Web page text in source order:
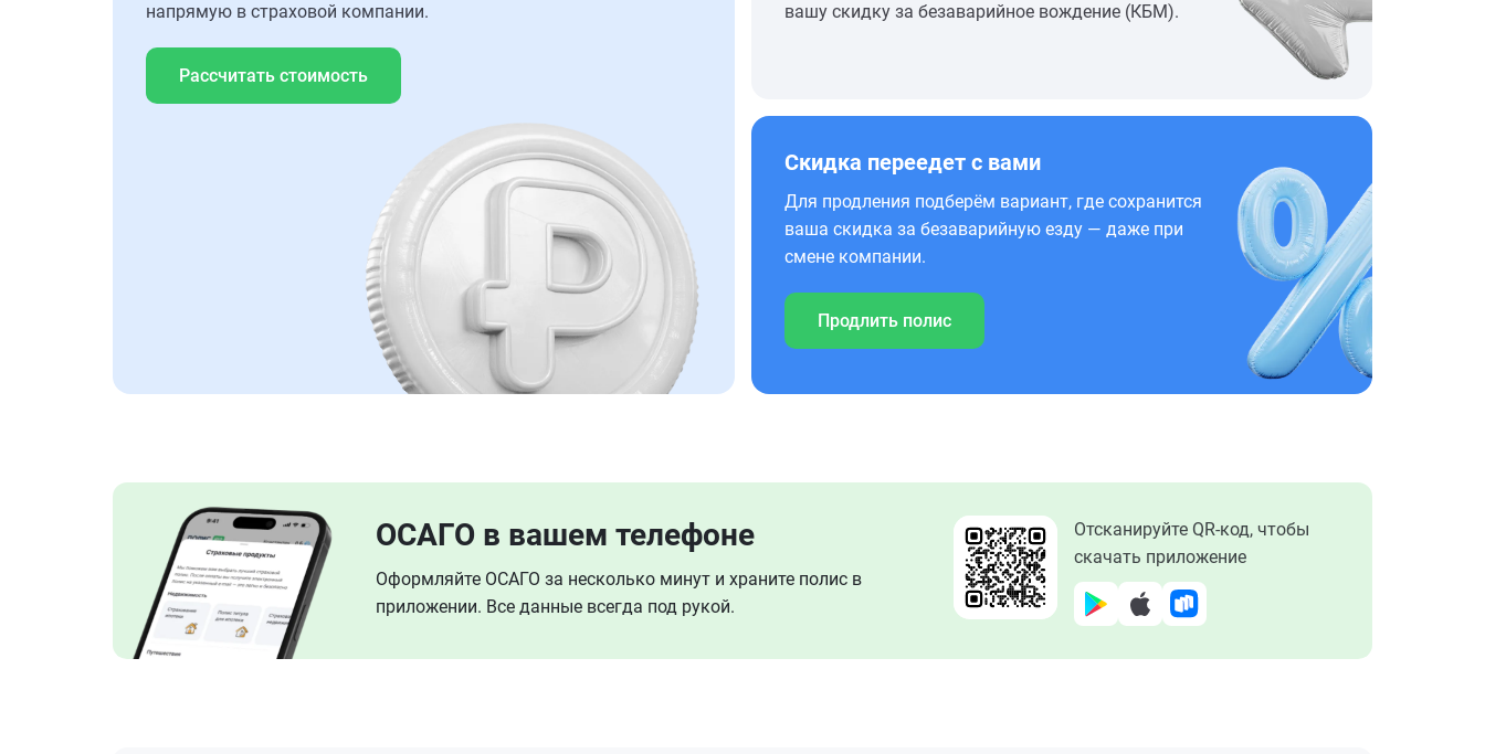
напрямую в страховой компании.
Рассчитать стоимость
вашу скидку за безаварийное вождение (КБМ).
Скидка переедет с вами
Для продления подберём вариант, где сохранится
ваша скидка за безаварийную езду — даже при
смене компании.
Продлить полис
ОСАГО в вашем телефоне
Оформляйте ОСАГО за несколько минут и храните полис в
приложении. Все данные всегда под рукой.
Отсканируйте QR-код, чтобы
скачать приложение